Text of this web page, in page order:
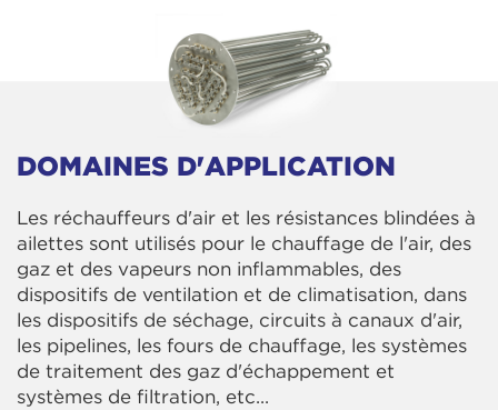
DOMAINES D'APPLICATION
Les réchauffeurs d'air et les résistances blindées à
ailettes sont utilisés pour le chauffage de l'air, des
gaz et des vapeurs non inflammables, des
dispositifs de ventilation et de climatisation, dans
les dispositifs de séchage, circuits à canaux d'air,
les pipelines, les fours de chauffage, les systèmes
de traitement des gaz d'échappement et
systèmes de filtration, etc...